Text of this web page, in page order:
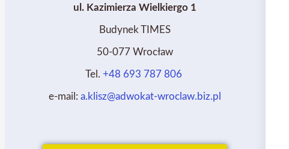
ul. Kazimierza Wielkiergo 1
Budynek TIMES
50-077 Wrocław
Tel.+48 693 787 806
e-mail:a.klisz@adwokat-wroclaw.biz.pl